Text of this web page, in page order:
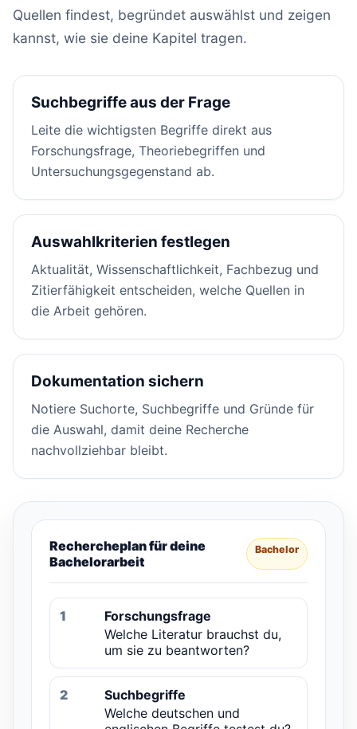
Quellen findest, begründet auswählst und zeigen
kannst, wie sie deine Kapitel tragen.
Suchbegriffe aus der Frage
Leite die wichtigsten Begriffe direkt aus
Forschungsfrage, Theoriebegriffen und
Untersuchungsgegenstand ab.
Auswahlkriterien festlegen
Aktualität, Wissenschaftlichkeit, Fachbezug und
Zitierfähigkeit entscheiden, welche Quellen in
die Arbeit gehören.
Dokumentation sichern
Notiere Suchorte, Suchbegriffe und Gründe für
die Auswahl, damit deine Recherche
nachvollziehbar bleibt.
Rechercheplan für deine
Bachelorarbeit
Bachelor
1
Forschungsfrage
Welche Literatur brauchst du,
um sie zu beantworten?
2
Suchbegriffe
Welche deutschen und